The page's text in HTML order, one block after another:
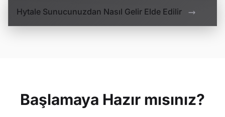
Hytale Sunucunuzdan Nasıl Gelir Elde Edilir
Başlamaya Hazır mısınız?